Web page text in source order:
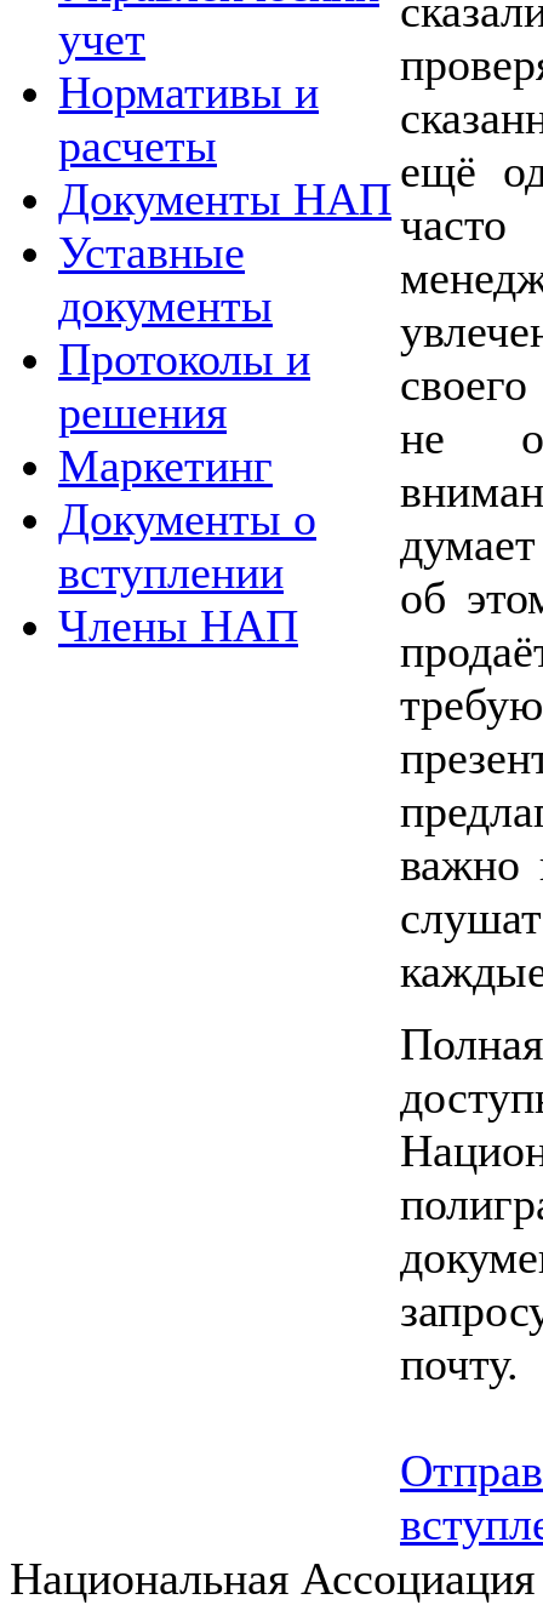
учет
Нормативы и
расчеты
Документы НАП
Уставные
документы
Протоколы и
решения
Маркетинг
Документы о
вступлении
Члены НАП
ещё
не
об
важно
почту.
Национальная